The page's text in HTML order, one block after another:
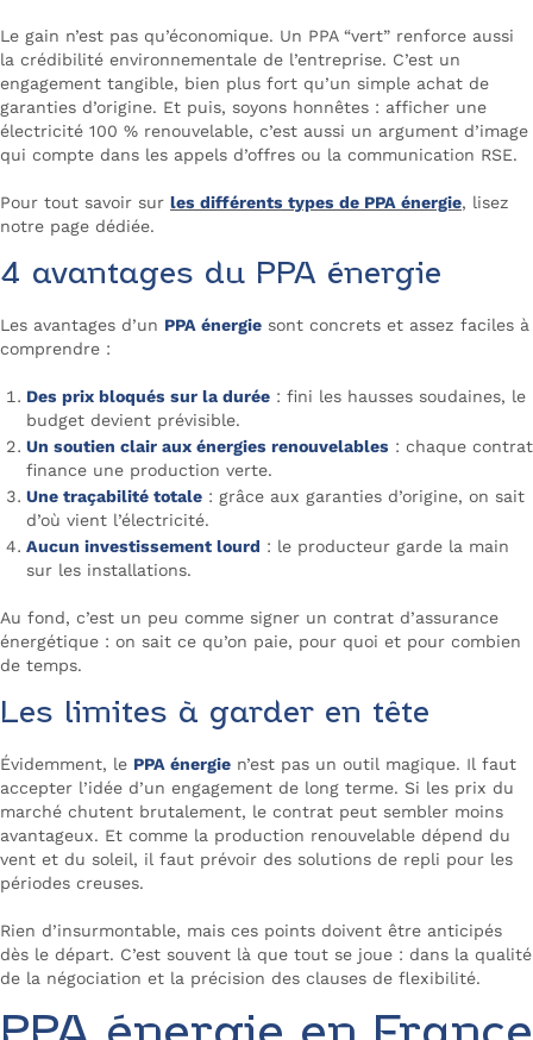
Le gain n’est pas qu’économique. Un PPA “vert” renforce aussi
la crédibilité environnementale de l’entreprise. C’est un
engagement tangible, bien plus fort qu’un simple achat de
garanties d’origine. Et puis, soyons honnêtes : afficher une
électricité 100 % renouvelable, c’est aussi un argument d’image
qui compte dans les appels d’offres ou la communication RSE.
Pour tout savoir sur les différents types de PPA énergie, lisez
notre page dédiée.
4 avantages du PPA énergie
Les avantages d’un PPA énergie sont concrets et assez faciles à
comprendre :
Des prix bloqués sur la durée : fini les hausses soudaines, le
budget devient prévisible.
Un soutien clair aux énergies renouvelables : chaque contrat
finance une production verte.
Une traçabilité totale : grâce aux garanties d’origine, on sait
d’où vient l’électricité.
Aucun investissement lourd : le producteur garde la main
sur les installations.
Au fond, c’est un peu comme signer un contrat d’assurance
énergétique : on sait ce qu’on paie, pour quoi et pour combien
de temps.
Les limites à garder en tête
Évidemment, le PPA énergie n’est pas un outil magique. Il faut
accepter l’idée d’un engagement de long terme. Si les prix du
marché chutent brutalement, le contrat peut sembler moins
avantageux. Et comme la production renouvelable dépend du
vent et du soleil, il faut prévoir des solutions de repli pour les
périodes creuses.
Rien d’insurmontable, mais ces points doivent être anticipés
dès le départ. C’est souvent là que tout se joue : dans la qualité
de la négociation et la précision des clauses de flexibilité.